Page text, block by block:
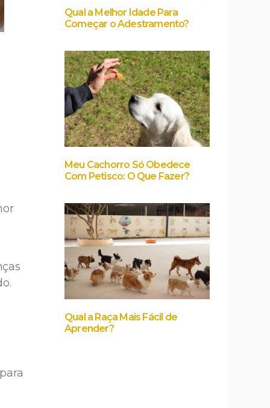
Qual a Melhor Idade Para
Começar o Adestramento?
Meu Cachorro Só Obedece
Com Petisco: O Que Fazer?
Qual a Raça Mais Fácil de
Aprender?